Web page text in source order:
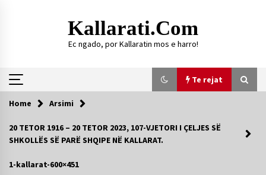
Kallarati.com
Ec ngado, por Kallaratin mos e harro!
Te rejat
Te rejat
DURRËS: ZGJEDHJE TË REJA TË DEGËS SË
16/07/2026
Home Arsimi
20 TETOR 1916 – 20 TETOR 2023, 107-VJETORI I ÇELJES SË
SHKOLLËS SË PARË SHQIPE NË KALLARAT.
1-kallarat-600×451